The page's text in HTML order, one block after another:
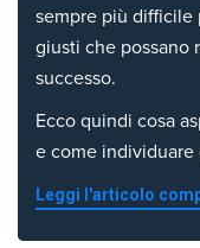
sempre più difficile
giusti che possano
successo.
Ecco quindi cosa
e come
Leggi l'articolo